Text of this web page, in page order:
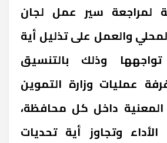
لمراجعة سير عمل لجان
والعمل على تذليل أية
وذلك بالتنسيق
عمليات وزارة التموين
داخل كل محافظة،
وتجاوز أية تحديات